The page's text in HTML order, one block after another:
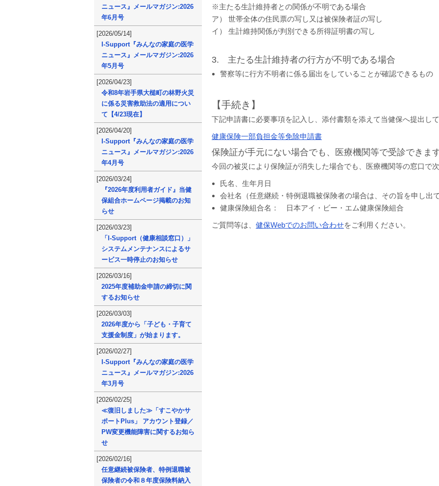
※主たる生計維持者との関係が不明である場合
ア） 世帯全体の住民票の写し又は被保険者証の写し
イ） 生計維持関係が判別できる所得証明書の写し
3. 主たる生計維持者の行方が不明である場合
警察等に行方不明者に係る届出をしていることが確認できるもの
【手続き】
下記申請書に必要事項を記入し、添付書類を添えて当健保へ提出して
健康保険一部負担金等免除申請書
保険証が手元にない場合でも、医療機関等で受診できま
今回の被災により保険証が消失した場合でも、医療機関等の窓口で
氏名、生年月日
会社名（任意継続・特例退職被保険者の場合は、その旨を申し出
健康保険組合名： 日本アイ・ビー・エム健康保険組合
ご質問等は、 健保Webでのお問い合わせをご利用ください。
ニュース』メールマガジン:2026
年6月号
[2026/05/14]
I-Support『みんなの家庭の医学
ニュース』メールマガジン:2026
年5月号
[2026/04/23]
令和8年岩手県大槌町の林野火災
に係る災害救助法の適用につい
て【4/23現在】
[2026/04/20]
I-Support『みんなの家庭の医学
ニュース』メールマガジン:2026
年4月号
[2026/03/24]
『2026年度利用者ガイド』当健
保組合ホームページ掲載のお知
らせ
[2026/03/23]
「I-Support（健康相談窓口）」
システムメンテナンスによるサ
ービス一時停止のお知らせ
[2026/03/16]
2025年度補助金申請の締切に関
するお知らせ
[2026/03/03]
2026年度から「子ども・子育て
支援金制度」が始まります。
[2026/02/27]
I-Support『みんなの家庭の医学
ニュース』メールマガジン:2026
年3月号
[2026/02/25]
≪復旧しました≫「すこやかサ
ポートPlus」 アカウント登録／
PW変更機能障害に関するお知ら
せ
[2026/02/16]
任意継続被保険者、特例退職被
保険者の令和８年度保険料納入